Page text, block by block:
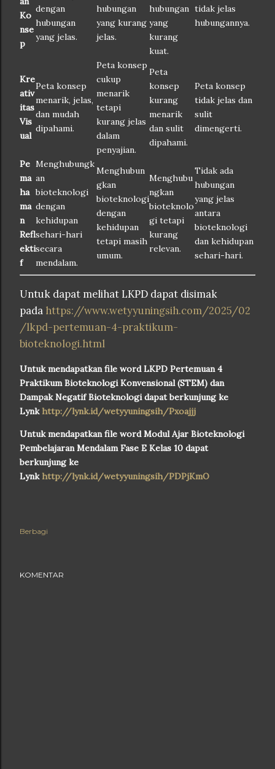
Ko
nse
p
dengan
hubungan
yang jelas.
hubungan
yang kurang
jelas.
hubungan
yang
kurang
kuat.
tidak jelas
hubungannya.
Kre
ativ
itas
Vis
ual
Peta konsep
menarik, jelas,
dan mudah
dipahami.
Peta konsep
cukup
menarik
tetapi
kurang jelas
dalam
penyajian.
Peta
konsep
kurang
menarik
dan sulit
dipahami.
Peta konsep
tidak jelas dan
sulit
dimengerti.
Pe
ma
ha
ma
n
Refl
ekti
f
Menghubungk
an
bioteknologi
dengan
kehidupan
sehari-hari
secara
mendalam.
Menghubun
gkan
bioteknologi
dengan
kehidupan
tetapi masih
umum.
Menghubu
ngkan
bioteknolo
gi tetapi
kurang
relevan.
Tidak ada
hubungan
yang jelas
antara
bioteknologi
dan kehidupan
sehari-hari.
Untuk dapat melihat LKPD dapat disimak
pada https://www.wetyyuningsih.com/2025/02
/lkpd-pertemuan-4-praktikum-
bioteknologi.html
Untuk mendapatkan file word LKPD Pertemuan 4
Praktikum Bioteknologi Konvensional (STEM) dan
Dampak Negatif Bioteknologi dapat berkunjung ke
Lynk http://lynk.id/wetyyuningsih/Pxoajjj
Untuk mendapatkan file word Modul Ajar Bioteknologi
Pembelajaran Mendalam Fase E Kelas 10 dapat
berkunjung ke
Lynk http://lynk.id/wetyyuningsih/PDPjKmO
Berbagi
KOMENTAR